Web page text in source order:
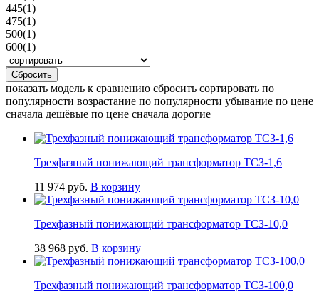
445(1)
475(1)
500(1)
600(1)
Сбросить
показать модель к сравнению сбросить сортировать по
популярности возрастание по популярности убывание по цене
сначала дешёвые по цене сначала дорогие
Трехфазный понижающий трансформатор ТСЗ-1,6
11 974 руб. В корзину
Трехфазный понижающий трансформатор ТСЗ-10,0
38 968 руб. В корзину
Трехфазный понижающий трансформатор ТСЗ-100,0